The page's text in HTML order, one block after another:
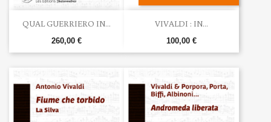
QUAL GUERRIERO IN...
260,00 €
VIVALDI : IN...
100,00 €